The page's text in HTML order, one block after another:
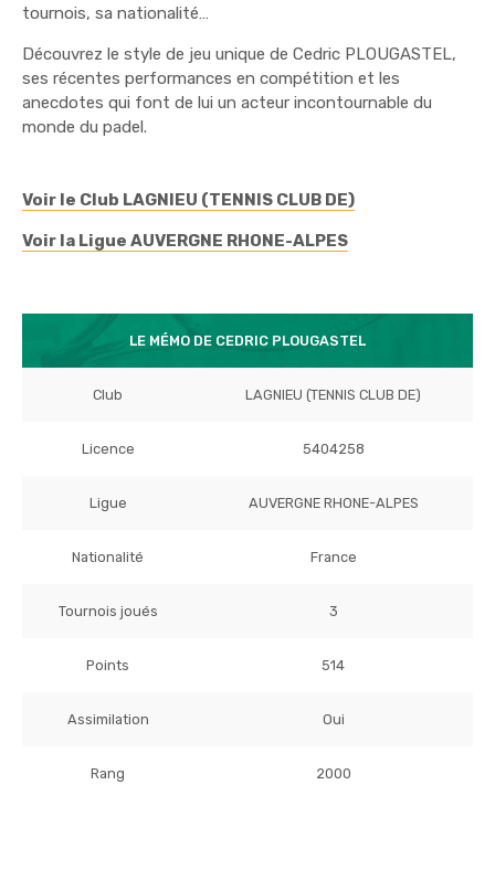
tournois, sa nationalité…
Découvrez le style de jeu unique de Cedric PLOUGASTEL,
ses récentes performances en compétition et les
anecdotes qui font de lui un acteur incontournable du
monde du padel.
Voir le Club LAGNIEU (TENNIS CLUB DE)
Voir la Ligue AUVERGNE RHONE-ALPES
LE MÉMO DE CEDRIC PLOUGASTEL
Club LAGNIEU (TENNIS CLUB DE)
Licence 5404258
Ligue AUVERGNE RHONE-ALPES
Nationalité France
Tournois joués 3
Points 514
Assimilation Oui
Rang 2000